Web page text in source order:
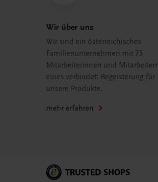
Wir über uns
Wir sind ein österreichisches
Familienunternehmen mit 75
Mitarbeiterinnen und
eines verbindet: Begeisterung für
unsere Produkte.
mehr erfahren